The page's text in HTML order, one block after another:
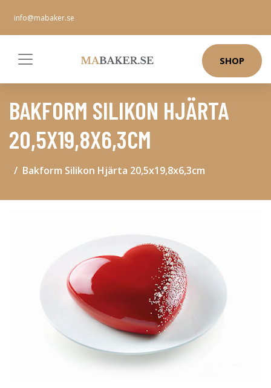
info@mabaker.se
SHOP
BAKFORM SILIKON HJÄRTA
20,5X19,8X6,3CM
Bakform Silikon Hjärta 20,5x19,8x6,3cm